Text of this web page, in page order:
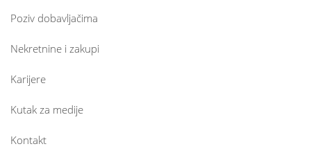
Poziv dobavljačima
Nekretnine i zakupi
Karijere
Kutak za medije
Kontakt